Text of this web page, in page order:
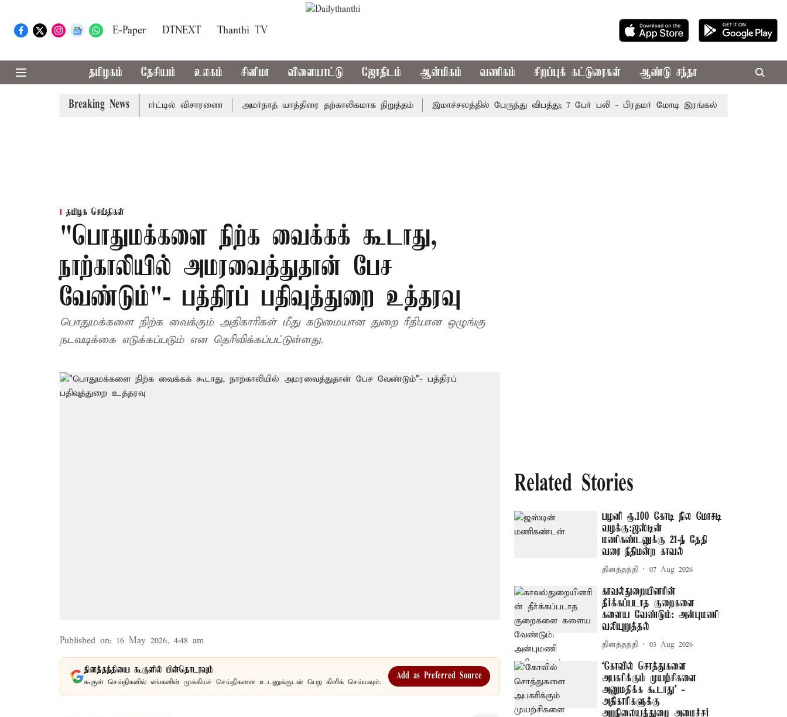
E-Paper DTNEXT Thanthi TV
தமிழகம் தேசியம் உலகம் சினிமா விளையாட்டு ஜோதிடம் ஆன்மிகம் வணிகம் சிறப்புக் கட்டுரைகள் ஆண்டு சந்தா
Breaking News
வரும் 14ம்தேதி சுப்ரீம்கோர்ட்டில் விசாரணை அமர்நாத் யாத்திரை தற்காலிகமாக நிறுத்தம் இமாச்சலத்தில் பேருந்து விபத்து; 7 பேர் பலி - பிரதமர் மோடி இரங்கல் தொகுதி
தமிழக செய்திகள்
"பொதுமக்களை நிற்க வைக்கக் கூடாது,
நாற்காலியில் அமரவைத்துதான் பேச
வேண்டும்"- பத்திரப் பதிவுத்துறை உத்தரவு
பொதுமக்களை நிற்க வைக்கும் அதிகாரிகள் மீது கடுமையான துறை ரீதியான ஒழுங்கு
நடவடிக்கை எடுக்கப்படும் என தெரிவிக்கப்பட்டுள்ளது.
Published on: 16 May 2026, 4:48 am
தினத்தந்தியை கூகுளில் பின்தொடரவும்
கூகுள் செய்திகளில் எங்களின் முக்கியச் செய்திகளை உடனுக்குடன் பெற கிளிக் செய்யவும்.
Add as Preferred Source
Related Stories
பழனி ரூ.100 கோடி நில மோசடி
வழக்கு:ஜஸ்டின்
மணிகண்டனுக்கு 21-ந் தேதி
வரை நீதிமன்ற காவல்
தினத்தந்தி 07 Aug 2026
காவல்துறையினரின்
தீர்க்கப்படாத குறைகளை
களைய வேண்டும்: அன்புமணி
வலியுறுத்தல்
தினத்தந்தி 03 Aug 2026
‘கோவில் சொத்துகளை
அபகரிக்கும் முயற்சிகளை
அனுமதிக்க கூடாது’ -
அதிகாரிகளுக்கு
அறநிலையத்துறை அமைச்சர்